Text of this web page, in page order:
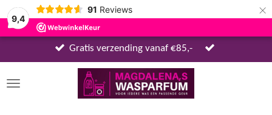
9,4
91 Reviews ×
Gratis verzending vanaf €85,-